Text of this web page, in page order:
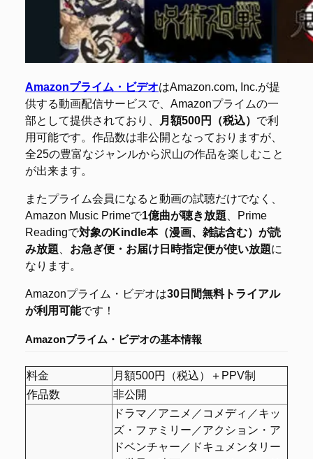
Amazonプライム・ビデオはAmazon.com, Inc.が提
供する動画配信サービスで、Amazonプライムの一
部として提供されており、
月額500円（税込） で利
用可能です。作品数は非公開となっておりますが、
全25の豊富なジャンルから沢山の作品を楽しむこと
が出来ます。
またプライム会員になると動画の試聴だけでなく、
Amazon Music Primeで1億曲が聴き放題 、Prime
Readingで対象のKindle本（漫画、雑誌含む）が読
み放題
お急ぎ便・お届け日時指定便が使い放題に
なります。
Amazonプライム・ビデオは30日間無料トライアル
が利用可能です！
Amazonプライム・ビデオの基本情報
料金
月額500円（税込）＋PPV制
作品数
非公開
ドラマ／アニメ／コメディ／キッ
ズ・ファミリー／アクション・ア
ドベンチャー／ドキュメンタリー